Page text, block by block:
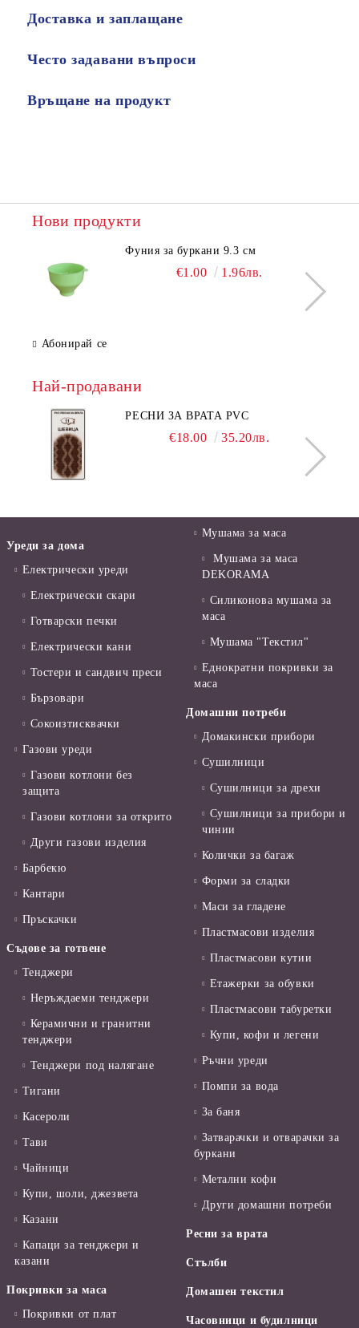
Доставка и заплащане
Често задавани въпроси
Връщане на продукт
Нови продукти
Фуния за буркани 9.3 см
€1.00 1.96лв.
Абонирай се
Най-продавани
РЕСНИ ЗА ВРАТА PVC
€18.00 35.20лв.
Уреди за дома
Електрически уреди
Електрически скари
Готварски печки
Електрически кани
Тостери и сандвич преси
Бързовари
Сокоизтисквачки
Газови уреди
Газови котлони без
защита
Газови котлони за открито
Други газови изделия
Барбекю
Кантари
Пръскачки
Съдове за готвене
Тенджери
Неръждаеми тенджери
Керамични и гранитни
тенджери
Тенджери под налягане
Тигани
Касероли
Тави
Чайници
Купи, шоли, джезвета
Казани
Капаци за тенджери и
казани
Покривки за маса
Покривки от плат
Мушама за маса
Мушама за маса
DEKORAMA
Силиконова мушама за
маса
Мушама "Текстил"
Еднократни покривки за
маса
Домашни потреби
Домакински прибори
Сушилници
Сушилници за дрехи
Сушилници за прибори и
чинии
Колички за багаж
Форми за сладки
Маси за гладене
Пластмасови изделия
Пластмасови кутии
Етажерки за обувки
Пластмасови табуретки
Купи, кофи и легени
Ръчни уреди
Помпи за вода
За баня
Затварачки и отварачки за
буркани
Метални кофи
Други домашни потреби
Ресни за врата
Стълби
Домашен текстил
Часовници и будилници